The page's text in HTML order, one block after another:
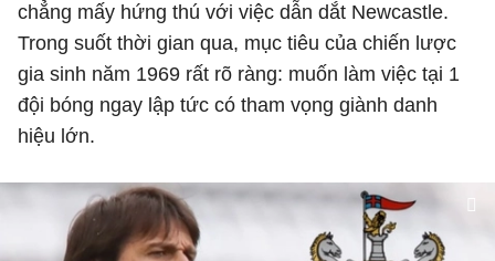
chẳng mấy hứng thú với việc dẫn dắt Newcastle.
Trong suốt thời gian qua, mục tiêu của chiến lược
gia sinh năm 1969 rất rõ ràng: muốn làm việc tại 1
đội bóng ngay lập tức có tham vọng giành danh
hiệu lớn.